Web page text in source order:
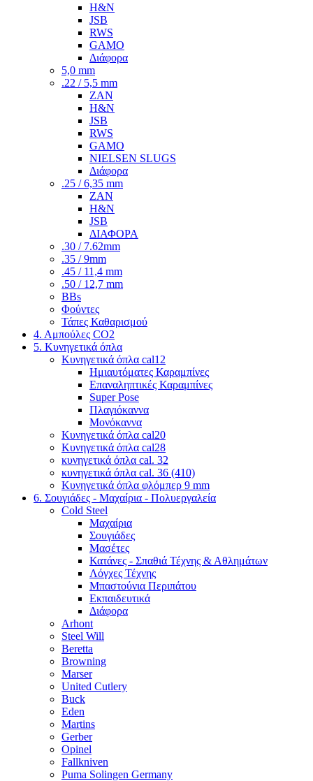
H&N
JSB
RWS
GAMO
Διάφορα
5,0 mm
.22 / 5,5 mm
ZAN
H&N
JSB
RWS
GAMO
NIELSEN SLUGS
Διάφορα
.25 / 6,35 mm
ZAN
H&N
JSB
ΔΙΑΦΟΡΑ
.30 / 7.62mm
.35 / 9mm
.45 / 11,4 mm
.50 / 12,7 mm
BBs
Φούντες
Τάπες Καθαρισμού
4. Αμπούλες CO2
5. Κυνηγετικά όπλα
Κυνηγετικά όπλα cal12
Ημιαυτόματες Καραμπίνες
Επαναληπτικές Καραμπίνες
Super Pose
Πλαγιόκαννα
Μονόκαννα
Κυνηγετικά όπλα cal20
Κυνηγετικά όπλα cal28
κυνηγετικά όπλα cal. 32
κυνηγετικά όπλα cal. 36 (410)
Κυνηγετικά όπλα φλόμπερ 9 mm
6. Σουγιάδες - Μαχαίρια - Πολυεργαλεία
Cold Steel
Μαχαίρια
Σουγιάδες
Μασέτες
Κατάνες - Σπαθιά Τέχνης & Αθλημάτων
Λόγχες Τέχνης
Μπαστούνια Περιπάτου
Εκπαιδευτικά
Διάφορα
Arhont
Steel Will
Beretta
Browning
Marser
United Cutlery
Buck
Eden
Martins
Gerber
Opinel
Fallkniven
Puma Solingen Germany